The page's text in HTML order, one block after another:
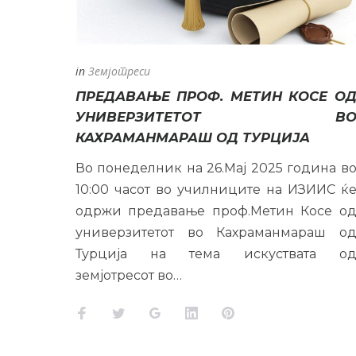
in Земјотреси
ПРЕДАВАЊЕ ПРОФ. МЕТИН КОСЕ ОД
УНИВЕРЗИТЕТОТ ВО
КАХРАМАНМАРАШ ОД ТУРЦИЈА
Во понеделник на 26.Мај 2025 година во
10:00 часот во училниците на ИЗИИС ќе
одржи предавање проф.Метин Косе од
универзитетот во Кахраманмараш од
Турција на тема искуствата од
земјотресот во…
Facebook
TwitterGoogle+LinkedInPinterest